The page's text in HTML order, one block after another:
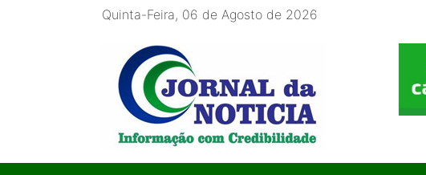
Quinta-Feira, 06 de Agosto de 2026